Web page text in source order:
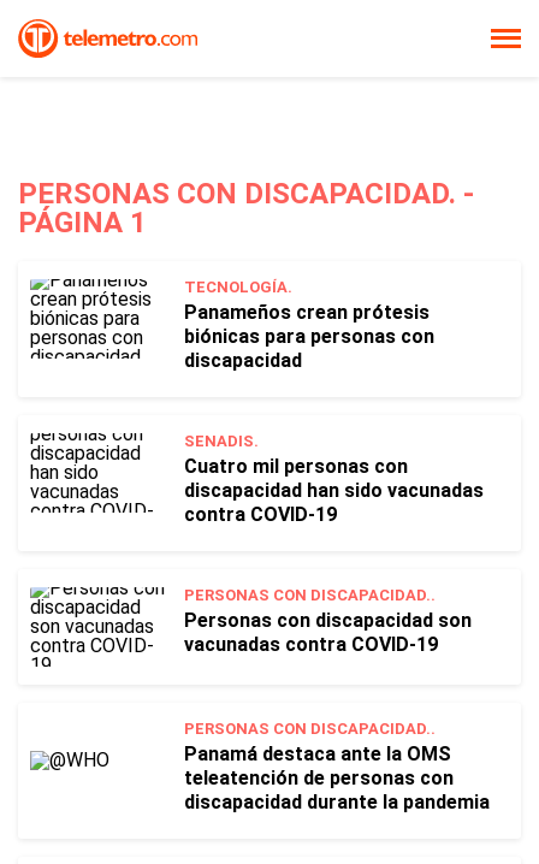
PERSONAS CON DISCAPACIDAD. -
PÁGINA 1
TECNOLOGÍA.
Panameños crean prótesis
biónicas para personas con
discapacidad
SENADIS.
Cuatro mil personas con
discapacidad han sido vacunadas
contra COVID-19
PERSONAS CON DISCAPACIDAD..
Personas con discapacidad son
vacunadas contra COVID-19
PERSONAS CON DISCAPACIDAD..
Panamá destaca ante la OMS
teleatención de personas con
discapacidad durante la pandemia